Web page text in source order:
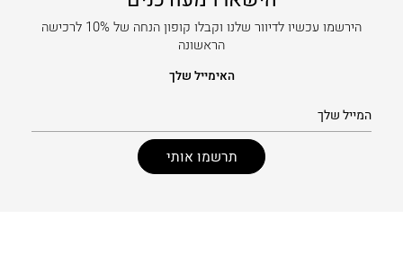
הירשמו עכשיו לדיוור שלנו וקבלו קופון הנחה של 10% לרכישה
הראשונה
האימייל שלך